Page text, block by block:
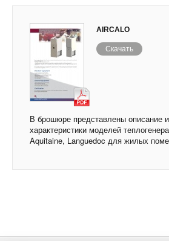
AIRCALO
Скачать
В брошюре представлены описание
характеристики моделей
Aquitaine, Languedoc для жилых